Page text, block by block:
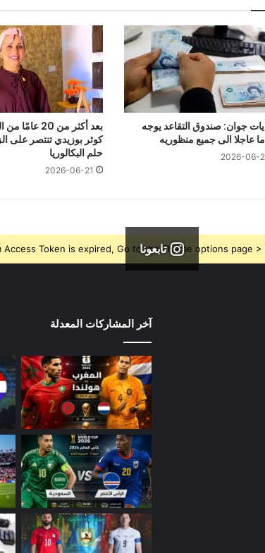
جوان: صندوق التقاعد يوجه
عاجلا الى جميع منظوريه
2026-06-
بعد أكثر من 20
كوثر بوزيدي تنتصر على
حلم البكالوريا
2026-06-21
تابعونا
Access Token is expired, Go to the Theme options page
آخر المشاركات المعدلة